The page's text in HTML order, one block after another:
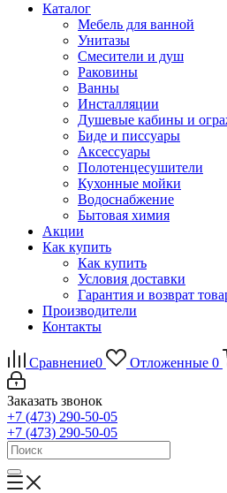
Каталог
Мебель для ванной
Унитазы
Смесители и душ
Раковины
Ванны
Инсталляции
Душевые кабины и
Биде и писсуары
Аксессуары
Полотенцесушители
Кухонные мойки
Водоснабжение
Бытовая химия
Акции
Как купить
Как купить
Условия доставки
Гарантия и возврат
Производители
Контакты
Сравнение0 Отложенные 0
Заказать звонок
+7 (473) 290-50-05
+7 (473) 290-50-05